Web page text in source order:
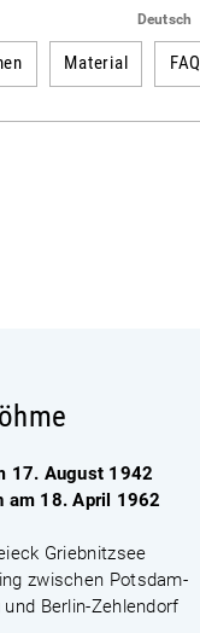
Deutsch
Material FAQ
17. August 1942
am 18. April 1962
Griebnitzsee
zwischen Potsdam-
Berlin-Zehlendorf